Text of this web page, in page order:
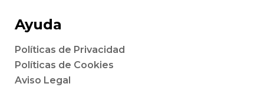
Ayuda
Políticas de Privacidad
Políticas de Cookies
Aviso Legal